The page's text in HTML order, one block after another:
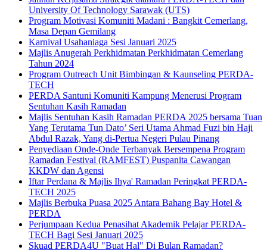
University Of Technology Sarawak (UTS)
Program Motivasi Komuniti Madani : Bangkit Cemerlang,
Masa Depan Gemilang
Karnival Usahaniaga Sesi Januari 2025
Majlis Anugerah Perkhidmatan Perkhidmatan Cemerlang
Tahun 2024
Program Outreach Unit Bimbingan & Kaunseling PERDA-
TECH
PERDA Santuni Komuniti Kampung Menerusi Program
Sentuhan Kasih Ramadan
Majlis Sentuhan Kasih Ramadan PERDA 2025 bersama Tuan
Yang Terutama Tun Dato’ Seri Utama Ahmad Fuzi bin Haji
Abdul Razak, Yang di-Pertua Negeri Pulau Pinang
Penyediaan Onde-Onde Terbanyak Bersempena Program
Ramadan Festival (RAMFEST) Puspanita Cawangan
KKDW dan Agensi
Iftar Perdana & Majlis Ihya' Ramadan Peringkat PERDA-
TECH 2025
Majlis Berbuka Puasa 2025 Antara Bahang Bay Hotel &
PERDA
Perjumpaan Kedua Penasihat Akademik Pelajar PERDA-
TECH Bagi Sesi Januari 2025
Skuad PERDA4U "Buat Hal" Di Bulan Ramadan?